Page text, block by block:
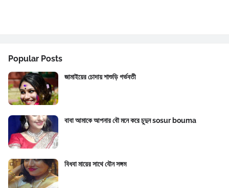
Popular Posts
জামাইয়ের চোদায় শাশুড়ি গর্ভবতী
বাবা আমাকে আপনার বৌ মনে করে চুদুন sosur bouma
বিধবা মায়ের সাথে যৌন সঙ্গম